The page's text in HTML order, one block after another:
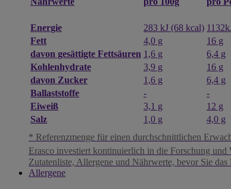
Energie 283 kJ (68 kcal)
Fett
4,0 g 16 g
davon gesättigte Fettsäuren 1,6 g 6,4 g
Kohlenhydrate
3,9 g 16 g
davon Zucker
1,6 g 6,4 g
Ballaststoffe
- -
Eiweiß
3,1 g 12 g
Salz
1,0 g 4,0 g
* Referenzmenge für einen durchschnittlichen
Erasco investiert kontinuierlich in die Forschung
Zutatenliste, Allergene und Nährwerte, bevor Sie das
Allergene